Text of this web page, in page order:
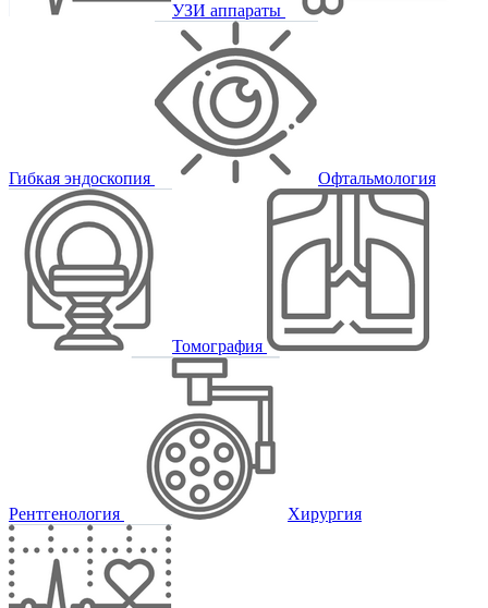
УЗИ аппараты
Гибкая эндоскопия Офтальмология
Томография
Рентгенология Хирургия